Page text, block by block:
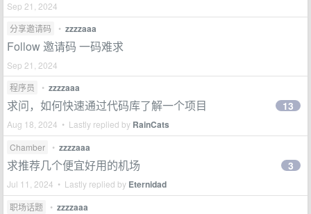
Sep 21, 2024
分享邀请码
• zzzzaaa
Follow 邀请码 一码难求
Sep 21, 2024
程序员
• zzzzaaa
求问，如何快速通过代码库了解一个项目
Aug 18, 2024 • Lastly replied by RainCats
13
Chamber • zzzzaaa
求推荐几个便宜好用的机场
Jul 11, 2024 • Lastly replied by Eternidad
3
职场话题 • zzzzaaa